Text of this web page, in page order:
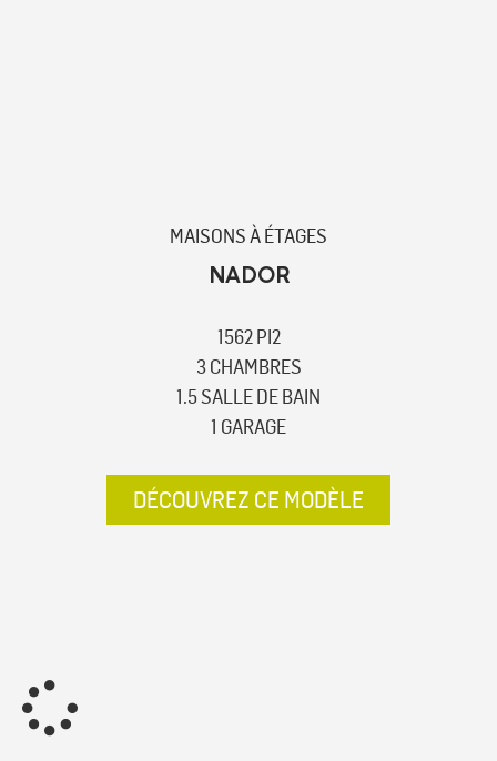
MAISONS À ÉTAGES
NADOR
1562 PI2
3 CHAMBRES
1.5 SALLE DE BAIN
1 GARAGE
DÉCOUVREZ CE MODÈLE